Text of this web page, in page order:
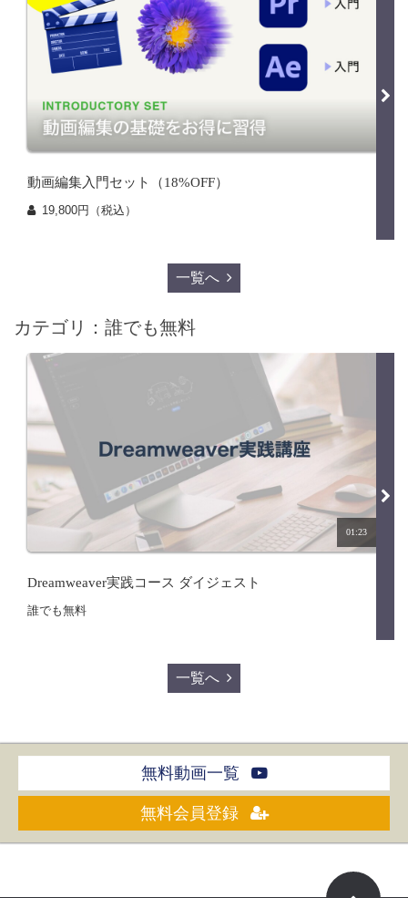
動画編集入門セット（18%OFF）
19,800円（税込）
一覧へ
カテゴリ：誰でも無料
01:23
Dreamweaver実践コース ダイジェスト
誰でも無料
一覧へ
無料動画一覧
無料会員登録